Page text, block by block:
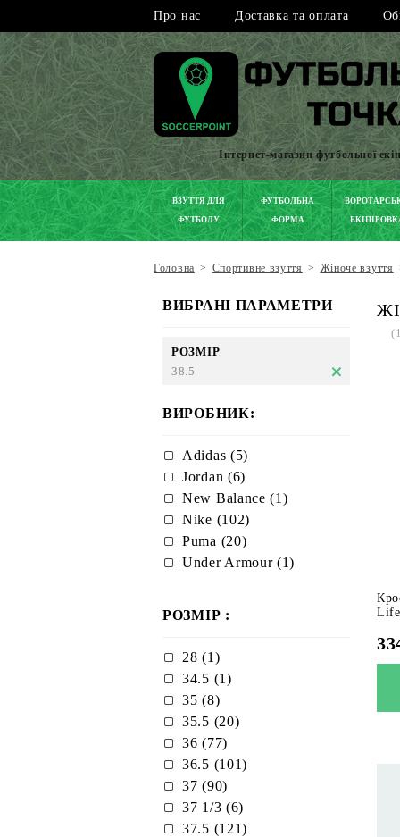
Про нас Доставка та оплата
Інтернет-магазин футбольної
ВЗУТТЯ ДЛЯ
ФУТБОЛУ
ФУТБОЛЬНА
ФОРМА
Головна > Спортивне взуття > Жіноче взуття
ВИБРАНІ ПАРАМЕТРИ
РОЗМІР
38.5
ВИРОБНИК:
Adidas (5)
Jordan (6)
New Balance (1)
Nike (102)
Puma (20)
Under Armour (1)
РОЗМІР :
28 (1)
34.5 (1)
35 (8)
35.5 (20)
36 (77)
36.5 (101)
37 (90)
37 1/3 (6)
37.5 (121)